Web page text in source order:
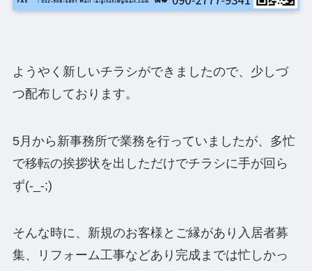
ようやく新しいチラシができましたので、少しづ
つ配布しております。
5月から新事務所で業務を行っていましたが、多忙
で移転の挨拶状を出しただけでチラシに手が回ら
ず(-_-;)
そんな時に、新規のお客様とご縁があり入居者募
集、リフォーム工事などあり完成までは忙しかっ